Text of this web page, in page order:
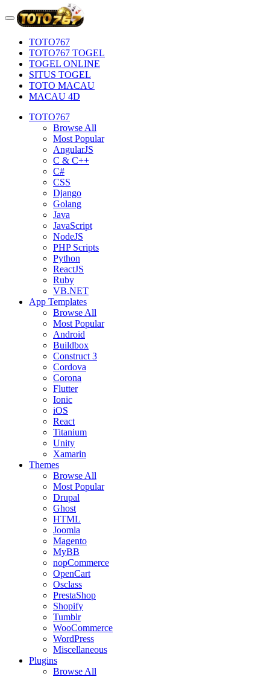
TOTO767
TOTO767 TOGEL
TOGEL ONLINE
SITUS TOGEL
TOTO MACAU
MACAU 4D
TOTO767
Browse All
Most Popular
AngularJS
C & C++
C#
CSS
Django
Golang
Java
JavaScript
NodeJS
PHP Scripts
Python
ReactJS
Ruby
VB.NET
App Templates
Browse All
Most Popular
Android
Buildbox
Construct 3
Cordova
Corona
Flutter
Ionic
iOS
React
Titanium
Unity
Xamarin
Themes
Browse All
Most Popular
Drupal
Ghost
HTML
Joomla
Magento
MyBB
nopCommerce
OpenCart
Osclass
PrestaShop
Shopify
Tumblr
WooCommerce
WordPress
Miscellaneous
Plugins
Browse All